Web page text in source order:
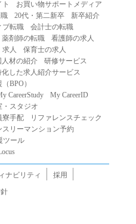
中傷する行為
益を与える行為
たはそれらに類する行為
する行為
たは公序良俗に反する行為
たは法的な責任を超えた不
あると判断する行為
る行為を行った利用者に対
とができるものとします。
これらに伴う当社または第
す）により、利用者に生じ
お買い物サポートメディア
20代・第二新卒
新卒紹介
ブ転職
会計士の転職
薬剤師の転職
看護師の求人
求人
保育士の求人
人材の紹介
研修サービス
化した求人紹介サービス
BPO）
CareerStudy
My CareerID
・スタジオ
寮手配
リファレンスチェック
スリーマンション予約
ツール
ナビリティ
採用